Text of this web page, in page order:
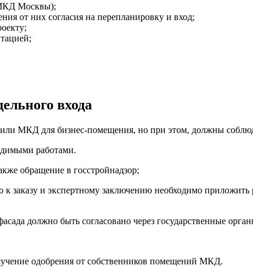
МКД Москвы);
от них согласия на перепланировку и вход;
входа
или МКД для бизнес-помещения, но при этом, должны
работами.
обращение в госстройнадзор;
заказу и экспертному заключению необходимо
должно быть согласовано через государственные
одобрения от собственников помещений МКД.